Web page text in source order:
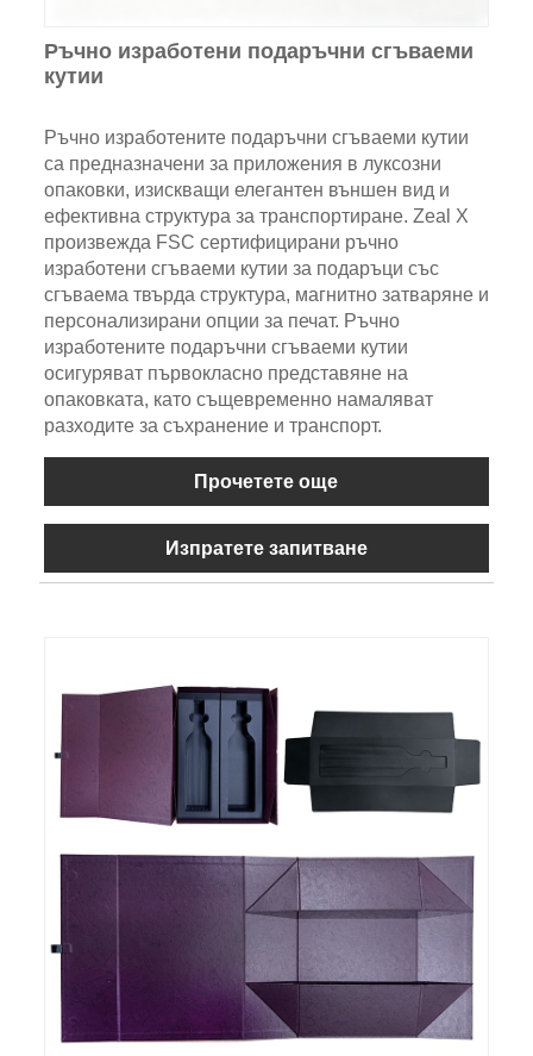
Ръчно изработени подаръчни сгъваеми
кутии
Ръчно изработените подаръчни сгъваеми кутии
са предназначени за приложения в луксозни
опаковки, изискващи елегантен външен вид и
ефективна структура за транспортиране. Zeal X
произвежда FSC сертифицирани ръчно
изработени сгъваеми кутии за подаръци със
сгъваема твърда структура, магнитно затваряне и
персонализирани опции за печат. Ръчно
изработените подаръчни сгъваеми кутии
осигуряват първокласно представяне на
опаковката, като същевременно намаляват
разходите за съхранение и транспорт.
Прочетете още
Изпратете запитване